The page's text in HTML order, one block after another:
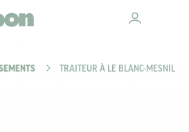
TRAITEUR À LE BLANC-MESNIL